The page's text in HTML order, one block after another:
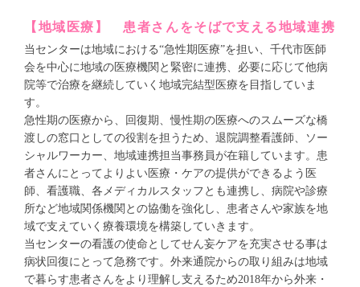
【地域医療】 患者さんをそばで支える地域連携
当センターは地域における“急性期医療”を担い、千代市医師
会を中心に地域の医療機関と緊密に連携、必要に応じて他病
院等で治療を継続していく地域完結型医療を目指していま
す。
急性期の医療から、回復期、慢性期の医療へのスムーズな橋
渡しの窓口としての役割を担うため、退院調整看護師、ソー
シャルワーカー、地域連携担当事務員が在籍しています。患
者さんにとってよりよい医療・ケアの提供ができるよう医
師、看護職、各メディカルスタッフとも連携し、病院や診療
所など地域関係機関との協働を強化し、患者さんや家族を地
域で支えていく療養環境を構築していきます。
当センターの看護の使命としてせん妄ケアを充実させる事は
病状回復にとって急務です。外来通院からの取り組みは地域
で暮らす患者さんをより理解し支えるため2018年から外来・